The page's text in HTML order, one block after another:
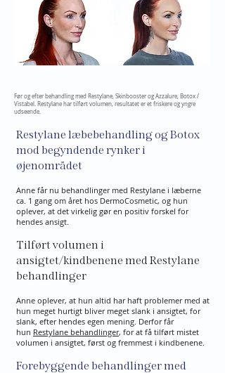
Før og efter behandling med Restylane, Skinbooster og Azzalure, Botox /
Vistabel. Restylane har tilført volumen, resultatet er et friskere og yngre
udseende.
Restylane læbebehandling og Botox
mod begyndende rynker i
øjenområdet
Anne får nu behandlinger med Restylane i læberne
ca. 1 gang om året hos DermoCosmetic, og hun
oplever, at det virkelig gør en positiv forskel for
hendes ansigt.
Tilført volumen i
ansigtet/kindbenene med Restylane
behandlinger
Anne oplever, at hun altid har haft problemer med at
hun meget hurtigt bliver meget slank i ansigtet, for
slank, efter hendes egen mening. Derfor får
hun Restylane behandlinger, for at få tilført mistet
volumen i ansigtet, først og fremmest i kindbenene.
Forebyggende behandlinger med